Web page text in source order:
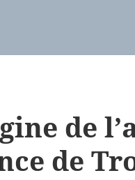
de
de